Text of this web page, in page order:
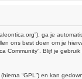
ga je
ons best doen om je
Blijf je
(hierna “GPL”) en kan